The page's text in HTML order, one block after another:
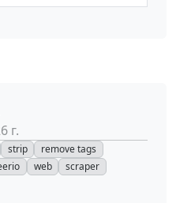
г.
strip
remove tags
web
scraper